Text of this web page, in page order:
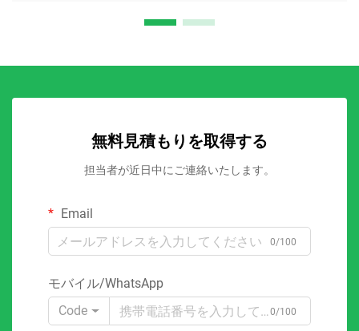
無料見積もりを取得する
担当者が近日中にご連絡いたします。
Email
0/100
モバイル/WhatsApp
Code
0/100